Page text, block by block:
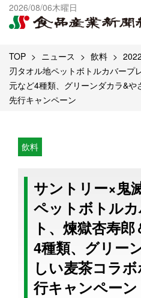
2026/08/06木曜日
出版物一覧へ
試読・購読申し込み
TOP ニュース 飲料 2022
刃タオル地ペットボトルカバープ
元など4種類、グリーンダカラ&
先行キャンペーン
飲料
サントリー×鬼
ペットボトル
ト、煉獄杏寿
4種類、グリー
しい麦茶コラ
行キャンペーン